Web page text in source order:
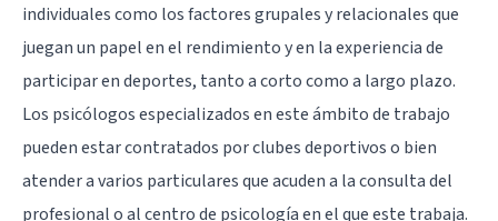
individuales como los factores grupales y relacionales que
juegan un papel en el rendimiento y en la experiencia de
participar en deportes, tanto a corto como a largo plazo.
Los psicólogos especializados en este ámbito de trabajo
pueden estar contratados por clubes deportivos o bien
atender a varios particulares que acuden a la consulta del
profesional o al centro de psicología en el que este trabaja.